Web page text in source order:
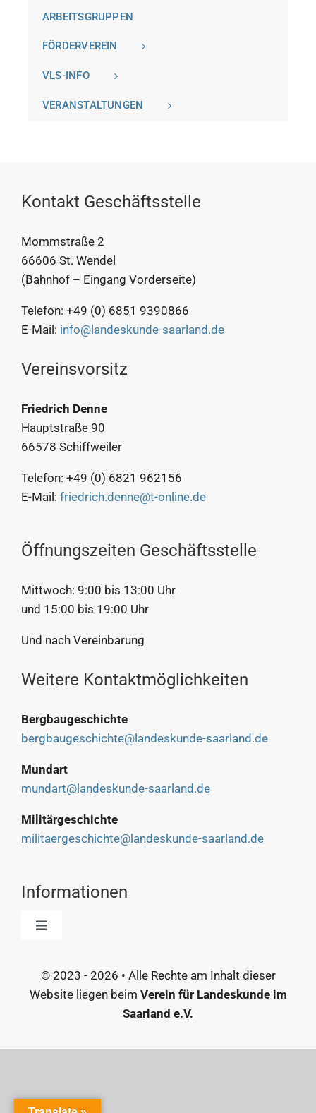
ARBEITSGRUPPEN
FÖRDERVEREIN
VLS-INFO
VERANSTALTUNGEN
Kontakt Geschäftsstelle
Mommstraße 2
66606 St. Wendel
(Bahnhof – Eingang Vorderseite)
Telefon: +49 (0) 6851 9390866
E-Mail: info@landeskunde-saarland.de
Vereinsvorsitz
Friedrich Denne
Hauptstraße 90
66578 Schiffweiler
Telefon: +49 (0) 6821 962156
E-Mail: friedrich.denne@t-online.de
Öffnungszeiten Geschäftsstelle
Mittwoch: 9:00 bis 13:00 Uhr
und 15:00 bis 19:00 Uhr
Und nach Vereinbarung
Weitere Kontaktmöglichkeiten
Bergbaugeschichte
bergbaugeschichte@landeskunde-saarland.de
Mundart
mundart@landeskunde-saarland.de
Militärgeschichte
militaergeschichte@landeskunde-saarland.de
Informationen
Toggle
Impressum
© 2023 - 2026 • Alle Rechte am Inhalt dieser
Website liegen beim Verein für Landeskunde im
Saarland e.V.